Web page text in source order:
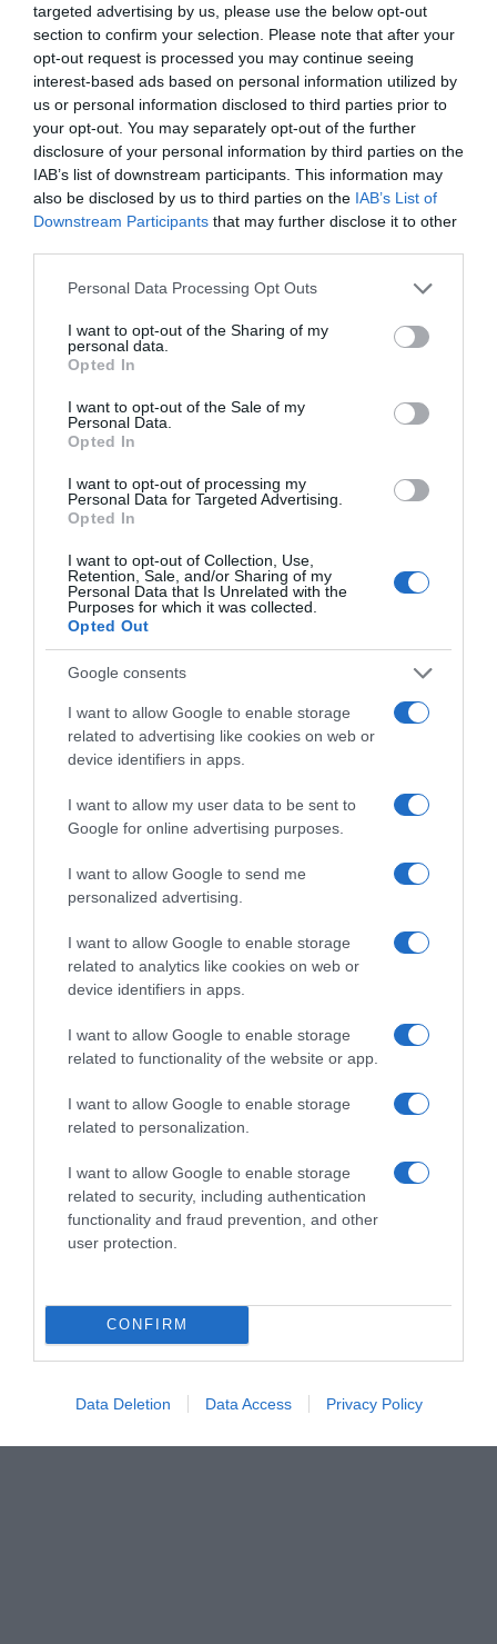
targeted advertising by us, please use the below opt-out
section to confirm your selection. Please note that after your
opt-out request is processed you may continue seeing
interest-based ads based on personal information utilized by
us or personal information disclosed to third parties prior to
your opt-out. You may separately opt-out of the further
disclosure of your personal information by third parties on the
IAB’s list of downstream participants. This information may
also be disclosed by us to third parties on the IAB’s List of
Downstream Participants that may further disclose it to other
Please note that this website/app uses one or more Google
not limited to your visit or usage behaviour. You may click to
grant or deny consent to Google and its third-party tags to
use your data for below specified purposes in below Google
consent section.
Personal Data Processing Opt Outs
I want to opt-out of the Sharing of my
personal data.
Opted In
I want to opt-out of the Sale of my
Personal Data.
Opted In
I want to opt-out of processing my
Personal Data for Targeted Advertising.
Opted In
I want to opt-out of Collection, Use,
Retention, Sale, and/or Sharing of my
Personal Data that Is Unrelated with the
Purposes for which it was collected.
Opted Out
Google consents
I want to allow Google to enable storage
related to advertising like cookies on web or
device identifiers in apps.
I want to allow my user data to be sent to
Google for online advertising purposes.
I want to allow Google to send me
personalized advertising.
I want to allow Google to enable storage
related to analytics like cookies on web or
device identifiers in apps.
I want to allow Google to enable storage
related to functionality of the website or app.
I want to allow Google to enable storage
related to personalization.
I want to allow Google to enable storage
related to security, including authentication
functionality and fraud prevention, and other
user protection.
CONFIRM
Data Deletion Data Access Privacy Policy
en vente en GMS au prix conseillé de 2,10 €
Pour plus d'Informations sur le Carré Frais d'Elle &
Rendez-vous sur
www.quiveutdufromage.com
www.elle-et-vire.com
© Carré Frais | Crédit Photo : © Carré Frais / Elle & Vire | Tous droits de
Fromage Légume Oignon Poivron Quinoa Tomate
Pinterest Partager par Email
ÇA PEUT AUSSI VOUS INTÉRESSER